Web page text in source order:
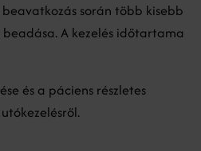
során több kisebb
A kezelés időtartama
és a páciens részletes